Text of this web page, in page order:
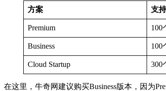
方案 支
Premium 100
Business 100
Cloud Startup 300
在这里，牛奇网建议购买Business版本，因为